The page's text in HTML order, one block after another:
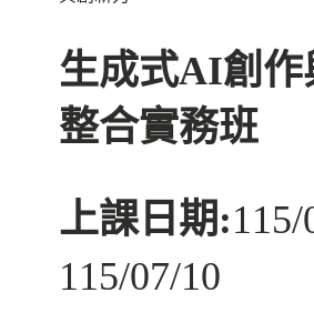
生成式AI創作
整合實務班
上課日期:
115/07/10